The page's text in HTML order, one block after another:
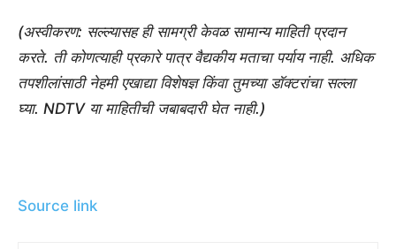
(अस्वीकरण: सल्ल्यासह ही सामग्री केवळ सामान्य माहिती प्रदान
करते. ती कोणत्याही प्रकारे पात्र वैद्यकीय मताचा पर्याय नाही. अधिक
तपशीलांसाठी नेहमी एखाद्या विशेषज्ञ किंवा तुमच्या डॉक्टरांचा सल्ला
घ्या. NDTV या माहितीची जबाबदारी घेत नाही.)
Source link